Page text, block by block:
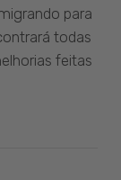
para
todas
feitas